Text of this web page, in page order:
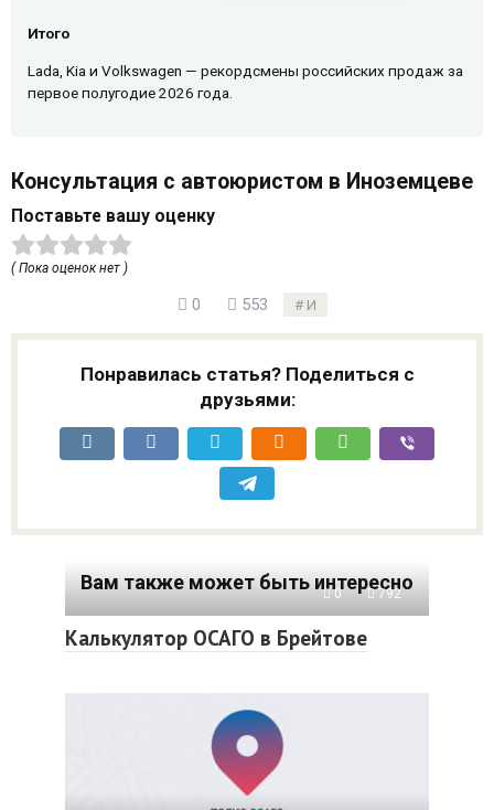
Итого
Lada, Kia и Volkswagen — рекордсмены российских продаж за
первое полугодие 2026 года.
Консультация с автоюристом в Иноземцеве
Поставьте вашу оценку
( Пока оценок нет )
0 553 И
Понравилась статья? Поделиться с
друзьями:
Вам также может быть интересно
0 792
Калькулятор ОСАГО в Брейтове